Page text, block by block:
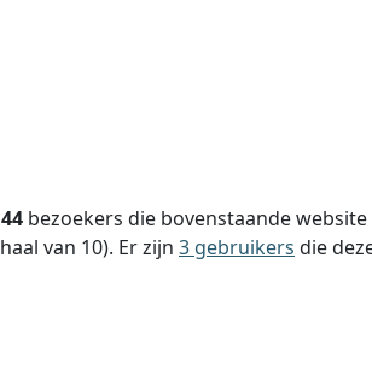
44 bezoekers die bovenstaande
van 10). Er zijn 3 gebruikers die